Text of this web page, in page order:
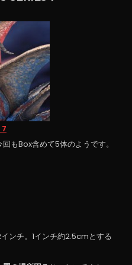
もBox含めて5体のようです。
ンチ。1インチ約2.5cmとする